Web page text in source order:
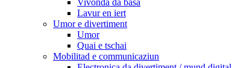
Vivonda da basa
Lavur en iert
Umor e divertiment
Umor
Quai e tschai
Mobilitad e communicaziun